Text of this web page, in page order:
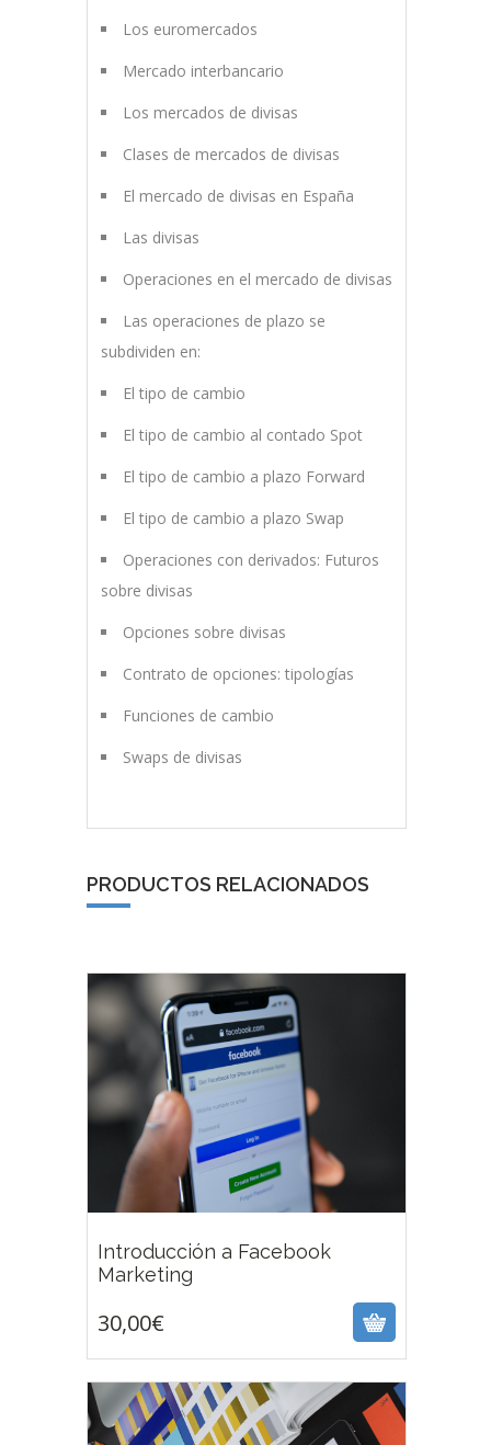
Los euromercados
Mercado interbancario
Los mercados de divisas
Clases de mercados de divisas
El mercado de divisas en España
Las divisas
Operaciones en el mercado de divisas
Las operaciones de plazo se
subdividen en:
El tipo de cambio
El tipo de cambio al contado Spot
El tipo de cambio a plazo Forward
El tipo de cambio a plazo Swap
Operaciones con derivados: Futuros
sobre divisas
Opciones sobre divisas
Contrato de opciones: tipologías
Funciones de cambio
Swaps de divisas
PRODUCTOS RELACIONADOS
Introducción a Facebook
Marketing
30,00€
30,00€